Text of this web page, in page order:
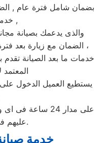
بضمان شامل فترة عام ,
خدمة المختص ,
والذى يدعمك بصيانة
الضمان مع زيارة بعد فترة للتأكد من سلامه وكفائة الجهاز ،
خدمات ما بعد الصيانة تقدم
المعتمد
يستطيع العميل الدخول
على مدار 24
عليهم فى اسرع وقت.
خدمة